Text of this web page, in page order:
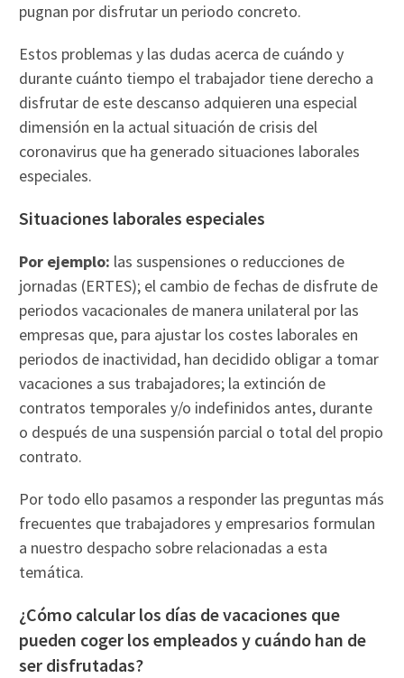
pugnan por disfrutar un periodo concreto.
Estos problemas y las dudas acerca de cuándo y
durante cuánto tiempo el trabajador tiene derecho a
disfrutar de este descanso adquieren una especial
dimensión en la actual situación de crisis del
coronavirus que ha generado situaciones laborales
especiales.
Situaciones laborales especiales
Por ejemplo: las suspensiones o reducciones de
jornadas (ERTES); el cambio de fechas de disfrute de
periodos vacacionales de manera unilateral por las
empresas que, para ajustar los costes laborales en
periodos de inactividad, han decidido obligar a tomar
vacaciones a sus trabajadores; la extinción de
contratos temporales y/o indefinidos antes, durante
o después de una suspensión parcial o total del propio
contrato.
Por todo ello pasamos a responder las preguntas más
frecuentes que trabajadores y empresarios formulan
a nuestro despacho sobre relacionadas a esta
temática.
¿Cómo calcular los días de vacaciones que
pueden coger los empleados y cuándo han de
ser disfrutadas?